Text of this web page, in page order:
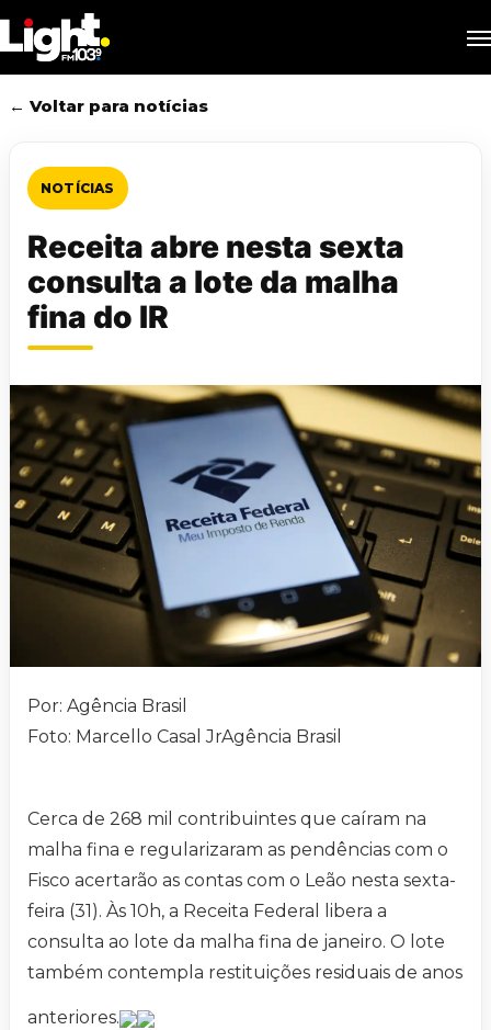
to
main
content
← Voltar para notícias
NOTÍCIAS
Receita abre nesta sexta
consulta a lote da malha
fina do IR
Por: Agência Brasil
Foto: Marcello Casal JrAgência Brasil
Cerca de 268 mil contribuintes que caíram na
malha fina e regularizaram as pendências com o
Fisco acertarão as contas com o Leão nesta sexta-
feira (31). Às 10h, a Receita Federal libera a
consulta ao lote da malha fina de janeiro. O lote
também contempla restituições residuais de anos
anteriores.